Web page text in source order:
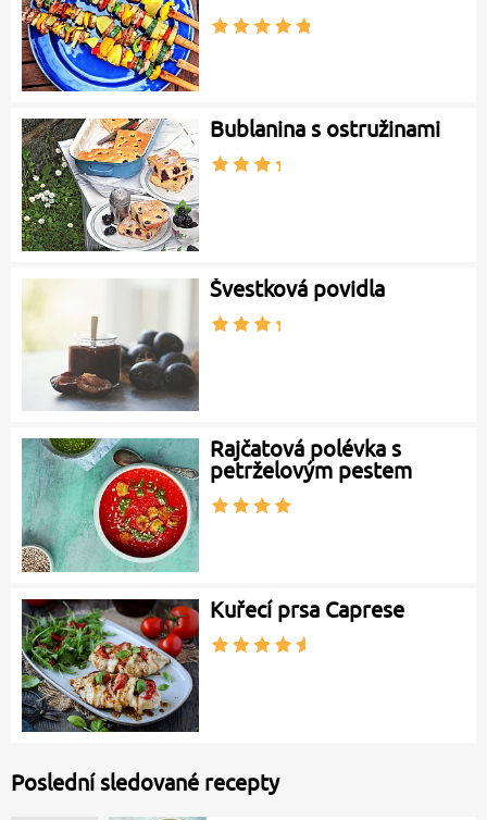
Bublanina s ostružinami
Švestková povidla
Rajčatová polévka s
petrželovým pestem
Kuřecí prsa Caprese
Poslední sledované recepty